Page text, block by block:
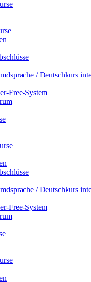
/ Deutschkurs
Free-System
/ Deutschkurs
Free-System